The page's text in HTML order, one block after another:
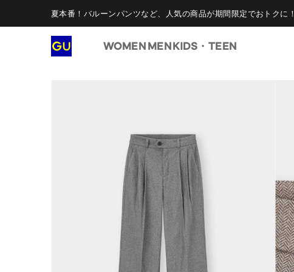
夏本番！バルーンパンツなど、人気の商品が期間限定でおトクに！
WOMEN MENKIDS・TEEN